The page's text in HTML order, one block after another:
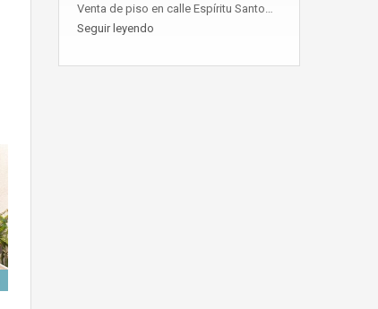
Venta de piso en calle Espíritu Santo…
Seguir leyendo